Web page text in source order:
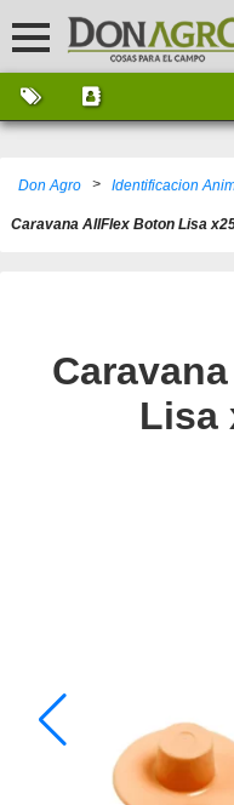
Don Agro > Identificacion
Caravana AllFlex Boton Lisa
Lisa